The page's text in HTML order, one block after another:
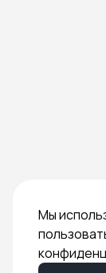
Мы